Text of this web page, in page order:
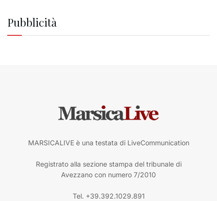
Pubblicità
MARSICALIVE è una testata di LiveCommunication
Registrato alla sezione stampa del tribunale di
Avezzano con numero 7/2010
Tel. +39.392.1029.891